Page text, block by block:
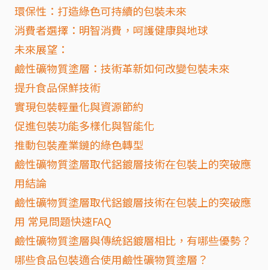
環保性：打造綠色可持續的包裝未來
消費者選擇：明智消費，呵護健康與地球
未來展望：
鹼性礦物質塗層：技術革新如何改變包裝未來
提升食品保鮮技術
實現包裝輕量化與資源節約
促進包裝功能多樣化與智能化
推動包裝產業鏈的綠色轉型
鹼性礦物質塗層取代鋁鍍層技術在包裝上的突破應
用結論
鹼性礦物質塗層取代鋁鍍層技術在包裝上的突破應
用 常見問題快速FAQ
鹼性礦物質塗層與傳統鋁鍍層相比，有哪些優勢？
哪些食品包裝適合使用鹼性礦物質塗層？